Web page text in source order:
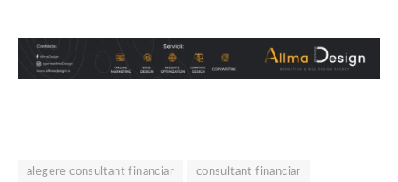
alegere consultant financiar consultant financiar